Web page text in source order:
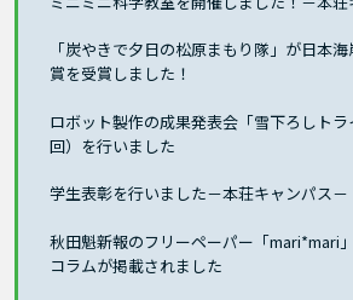
「炭やきで夕日の松原まもり隊」が日本
賞を受賞しました！
ロボット製作の成果発表会「雪下ろしト
回）を行いました
学生表彰を行いました－本荘キャンパス－
秋田魁新報のフリーペーパー「mari*mari
コラムが掲載されました